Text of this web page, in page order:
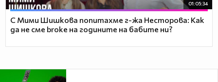
01:05:34
С Мими Шишкова попитахме г-жа Несторова: Как
да не сме broke на годините на бабите ни?